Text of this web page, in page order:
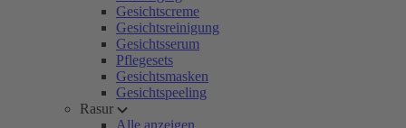
Gesichtscreme
Gesichtsreinigung
Gesichtsserum
Pflegesets
Gesichtsmasken
Gesichtspeeling
Rasur
Alle anzeigen